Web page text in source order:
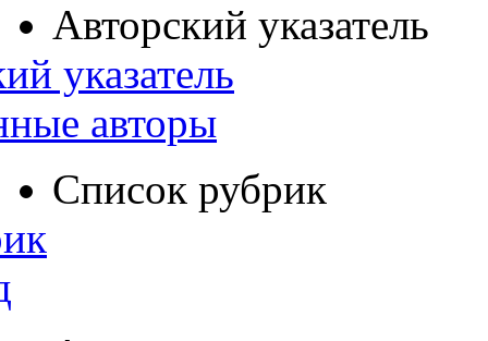
Авторский указатель
указатель
авторы
Список рубрик